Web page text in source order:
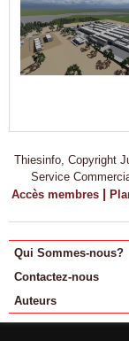
Thiesinfo, Copyright
Service
Accès membres |
Qui Sommes-nous?
Contactez-nous
Auteurs